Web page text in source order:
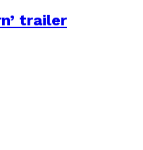
trailer